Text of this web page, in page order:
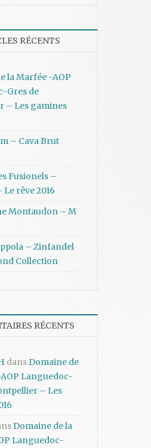
RÉCENTS
la Marfée -AOP
Gres de
– Les gamines
– Cava Brut
Fusionels –
rêve 2016
Montaudon – M
– Zinfandel
Collection
RÉCENTS
dansDomaine de
Languedoc-
– Les
Domaine de la
Languedoc-